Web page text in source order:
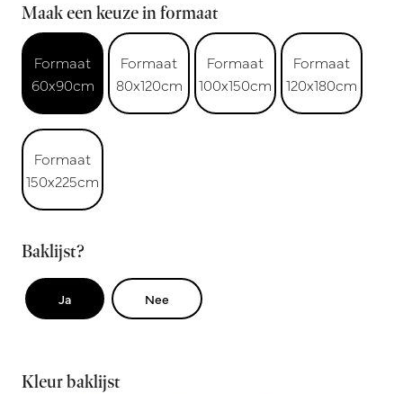
Maak een keuze in formaat
Formaat
60x90cm
Formaat
80x120cm
Formaat
100x150cm
Formaat
120x180cm
Formaat
150x225cm
Baklijst?
Ja Nee
Kleur baklijst